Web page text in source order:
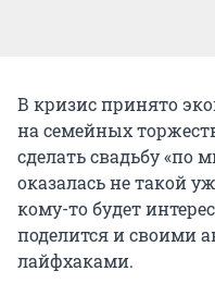
В кризис принято
на семейных
сделать свадьбу «по
оказалась не такой
кому-то будет
поделится и своими
лайфхаками.